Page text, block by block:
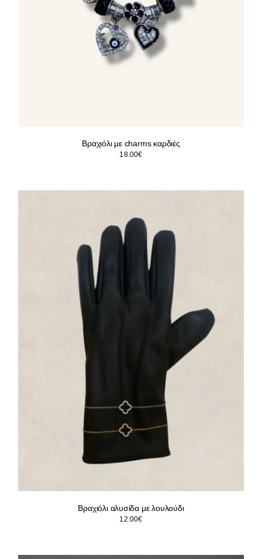
Βραχιόλι με charms καρδιές
18.00€
Βραχιόλι αλυσίδα με λουλούδι
12.00€